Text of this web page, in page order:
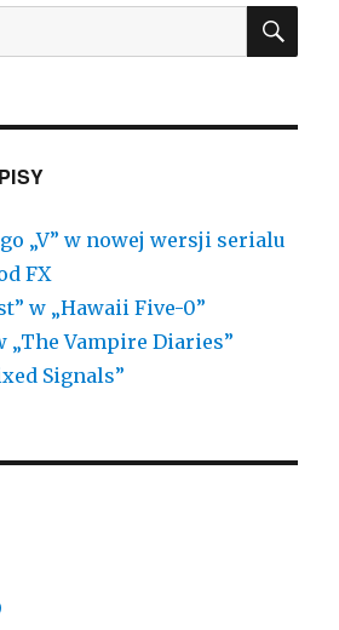
„V” w nowej wersji serialu
FX
w „Hawaii Five-0”
„The Vampire Diaries”
Signals”